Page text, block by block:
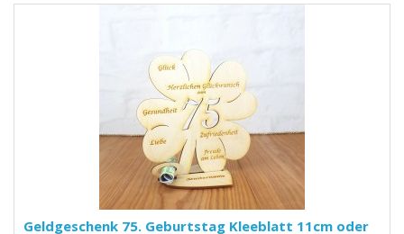
Geldgeschenk 75. Geburtstag Kleeblatt 11cm oder